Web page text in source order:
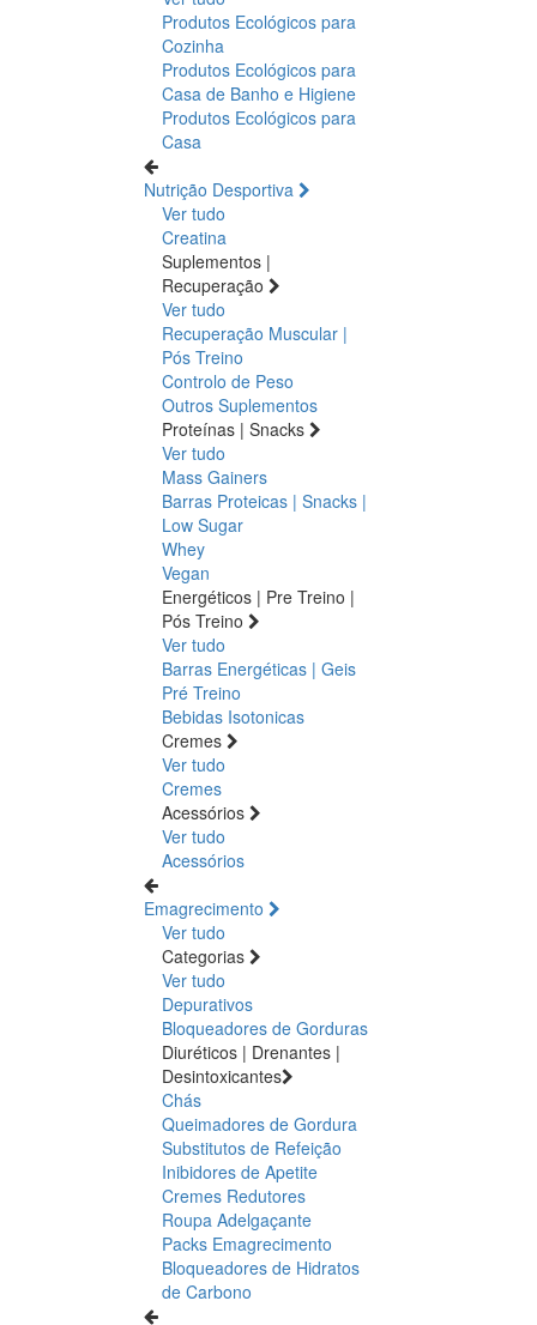
Produtos Ecológicos para
Cozinha
Produtos Ecológicos para
Casa de Banho e Higiene
Produtos Ecológicos para
Casa
Nutrição Desportiva
Ver tudo
Creatina
Suplementos |
Recuperação
Ver tudo
Recuperação Muscular |
Pós Treino
Controlo de Peso
Outros Suplementos
Proteínas | Snacks
Ver tudo
Mass Gainers
Barras Proteicas | Snacks |
Low Sugar
Whey
Vegan
Energéticos | Pre Treino |
Pós Treino
Ver tudo
Barras Energéticas | Geis
Pré Treino
Bebidas Isotonicas
Cremes
Ver tudo
Cremes
Acessórios
Ver tudo
Acessórios
Emagrecimento
Ver tudo
Categorias
Ver tudo
Depurativos
Bloqueadores de Gorduras
Diuréticos | Drenantes |
Desintoxicantes
Chás
Queimadores de Gordura
Substitutos de Refeição
Inibidores de Apetite
Cremes Redutores
Roupa Adelgaçante
Packs Emagrecimento
Bloqueadores de Hidratos
de Carbono